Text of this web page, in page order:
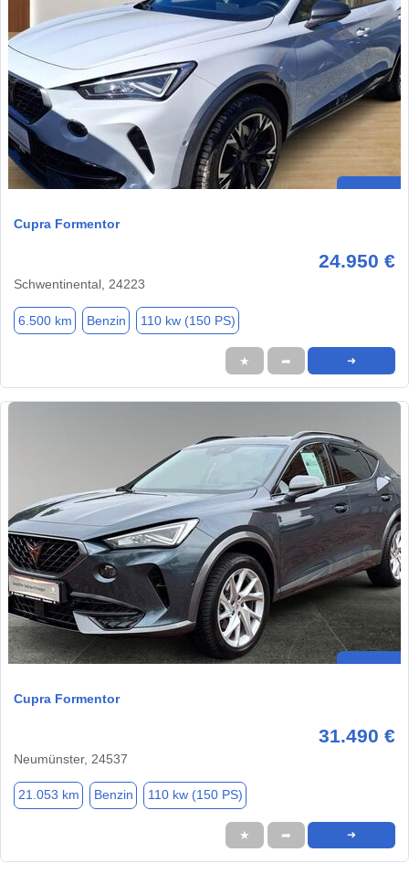
Cupra Formentor
24.950 €
Schwentinental, 24223
6.500 km Benzin 110 kw (150 PS)
★ ➦ ➜
Cupra Formentor
31.490 €
Neumünster, 24537
21.053 km Benzin 110 kw (150 PS)
★ ➦ ➜